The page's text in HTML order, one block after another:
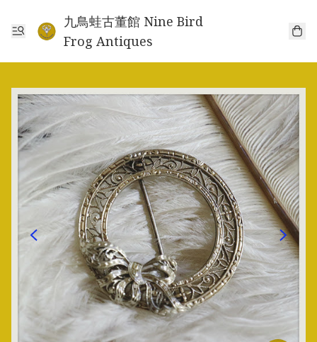
九鳥蛙古董館 Nine Bird
Frog Antiques